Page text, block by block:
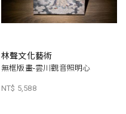
林聲文化藝術
無框版畫-雲川觀音照明心
NT$ 5,588